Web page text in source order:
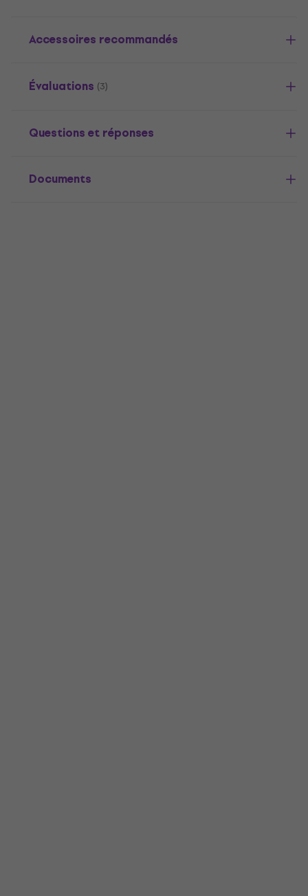
Accessoires recommandés
Évaluations (3)
Questions et réponses
Documents